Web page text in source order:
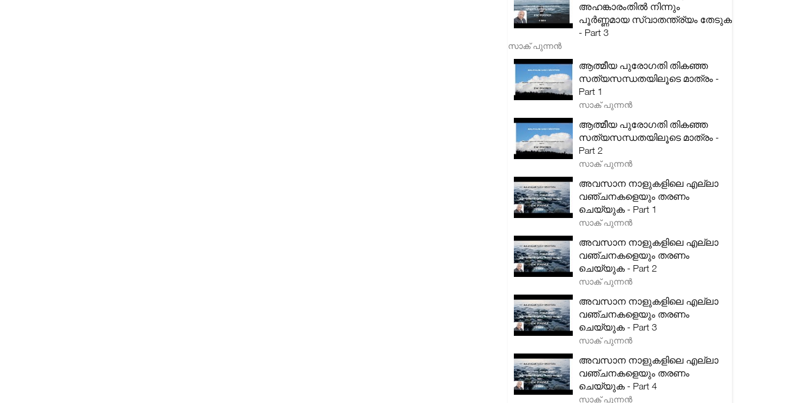
അഹങ്കാരംതിൽ നിന്നും
പൂർണ്ണമായ സ്വാതന്ത്ര്യം തേടുക
- Part 3
സാക് പുന്നൻ
ആത്മീയ പുരോഗതി തികഞ്ഞ
സത്യസന്ധതയിലൂടെ മാത്രം -
Part 1
സാക് പുന്നൻ
ആത്മീയ പുരോഗതി തികഞ്ഞ
സത്യസന്ധതയിലൂടെ മാത്രം -
Part 2
സാക് പുന്നൻ
അവസാന നാളുകളിലെ എല്ലാ
വഞ്ചനകളെയും തരണം
ചെയ്യുക - Part 1
സാക് പുന്നൻ
അവസാന നാളുകളിലെ എല്ലാ
വഞ്ചനകളെയും തരണം
ചെയ്യുക - Part 2
സാക് പുന്നൻ
അവസാന നാളുകളിലെ എല്ലാ
വഞ്ചനകളെയും തരണം
ചെയ്യുക - Part 3
സാക് പുന്നൻ
അവസാന നാളുകളിലെ എല്ലാ
വഞ്ചനകളെയും തരണം
ചെയ്യുക - Part 4
സാക് പുന്നൻ